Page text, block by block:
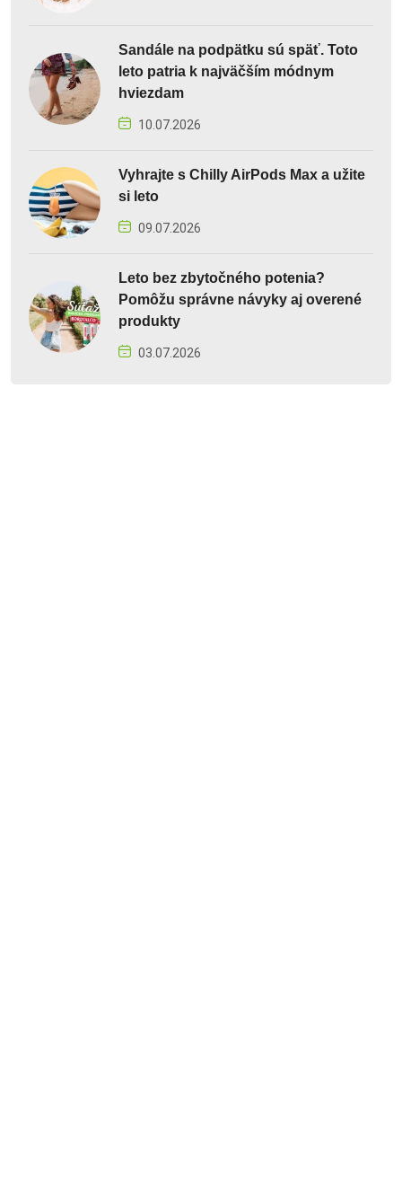
Sandále na podpätku sú späť. Toto
leto patria k najväčším módnym
hviezdam
10.07.2026
Vyhrajte s Chilly AirPods Max a užite
si leto
09.07.2026
Leto bez zbytočného potenia?
Pomôžu správne návyky aj overené
produkty
03.07.2026